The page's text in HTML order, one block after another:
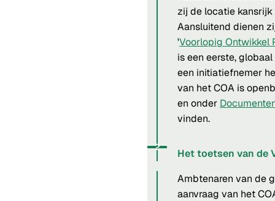
zij de locatie
Aansluitend dienen
'Voorlopig Ontwikkel
is een eerste,
een initiatiefnemer
van het COA is
en onder
vinden.
Het toetsen van de
Status: Actief
Opvolgingsnummer:
2
Ambtenaren van de
aanvraag van het